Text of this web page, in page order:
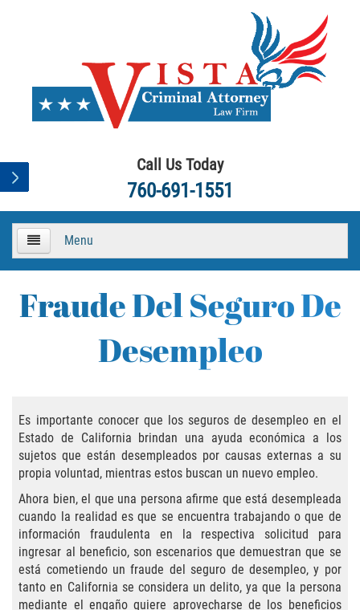
Call Us Today
760-691-1551
Menu
Practice Areas
Asalto y Agresión
Agresión Agravada
Asalto con Arma Mortal
Asalto Con Químicos Cáusticos
Asalto Contra Un Funcionario Público
Fraude Del Seguro De
Desempleo
Es importante conocer que los seguros de desempleo en el
Estado de California brindan una ayuda económica a los
sujetos que están desempleados por causas externas a su
propia voluntad, mientras estos buscan un nuevo empleo.
Ahora bien, el que una persona afirme que está desempleada
cuando la realidad es que se encuentra trabajando o que de
información fraudulenta en la respectiva solicitud para
ingresar al beneficio, son escenarios que demuestran que se
está cometiendo un fraude del seguro de desempleo, y por
tanto en California se considera un delito, ya que la persona
mediante el engaño quiere aprovecharse de los beneficios